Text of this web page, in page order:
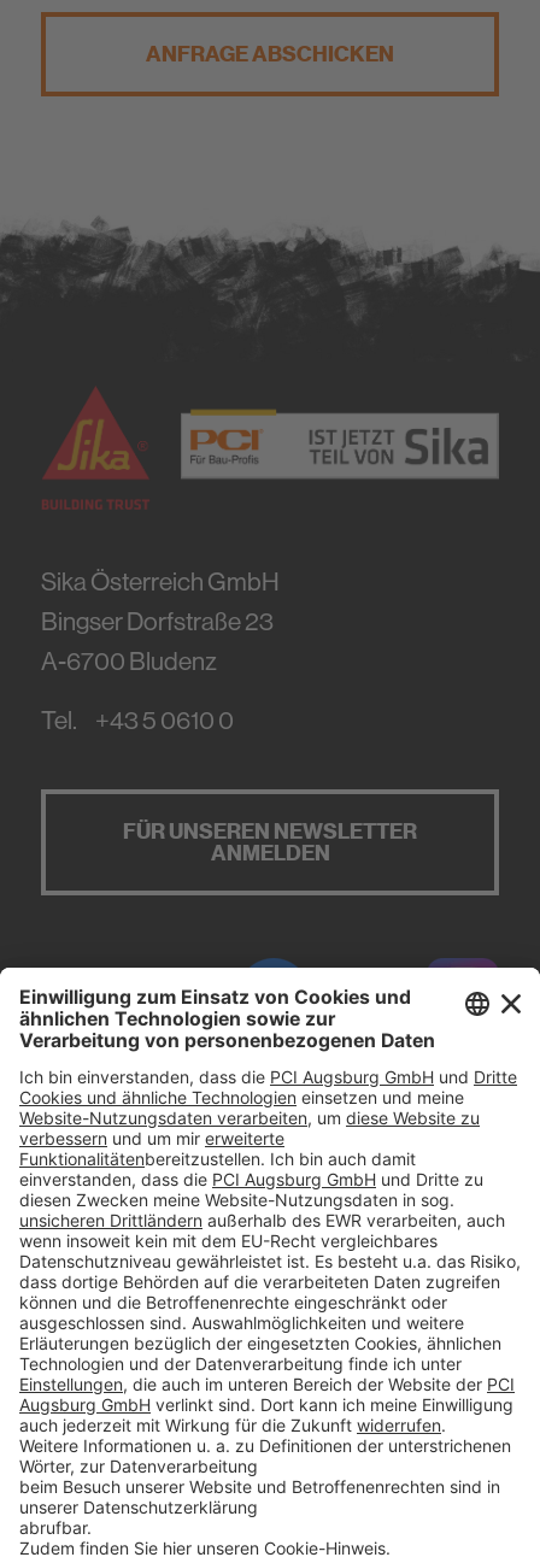
ANFRAGE ABSCHICKEN
Sika Österreich GmbH
Bingser Dorfstraße 23
A-6700 Bludenz
Tel. +43 5 0610 0
FÜR UNSEREN NEWSLETTER
ANMELDEN
#PCI
Impressum
Datenschutz
AGB
Rechtliche Hinweise
Cookie-Einstellungen öffnen
Betroffenenrechte
www.bimobject.com